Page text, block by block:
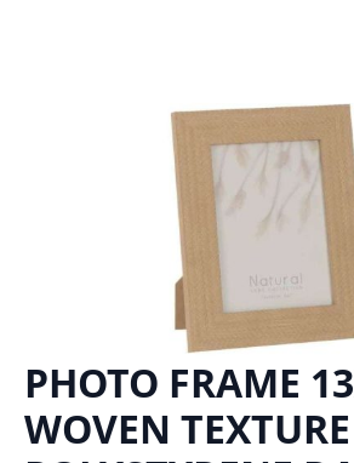
PHOTO FRAME
WOVEN TEXTURE